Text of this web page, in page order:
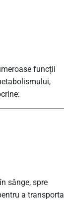
funcții
sânge, spre
a transporta